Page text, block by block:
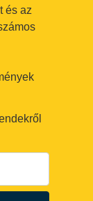
és az